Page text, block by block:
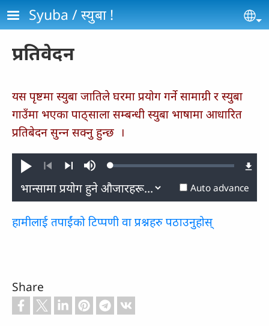
Skip to main content
Syuba / स्‍युबा !
प्रतिवेदन
यस पृष्टमा स्युबा जातिले घरमा प्रयोग गर्ने सामाग्री र स्युबा
गाउँमा भएका पाठ्साला सम्बन्धी स्युबा भाषामा आधारित
प्रतिबेदन सुन्‍न सक्नु हुन्छ ।
Play
PreviousNext
MuteLoaded:
Auto advance
हामीलाई तपाईंको टिप्पणी वा प्रश्नहरु पठाउनुहोस्
Share